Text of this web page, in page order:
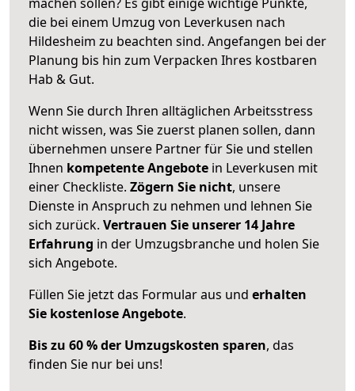
die bei einem Umzug von Leverkusen nach
Hildesheim zu beachten sind. Angefangen bei der
Planung bis hin zum Verpacken Ihres kostbaren
Hab & Gut.
Wenn Sie durch Ihren alltäglichen Arbeitsstress
nicht wissen, was Sie zuerst planen sollen, dann
übernehmen unsere Partner für Sie und stellen
Ihnen kompetente Angebote in Leverkusen mit
einer Checkliste. Zögern Sie nicht, unsere
Dienste in Anspruch zu nehmen und lehnen Sie
sich zurück. Vertrauen Sie unserer 14 Jahre
Erfahrung in der Umzugsbranche und holen Sie
sich Angebote.
Füllen Sie jetzt das Formular aus und erhalten
Sie kostenlose Angebote.
Bis zu 60 % der Umzugskosten sparen, das
finden Sie nur bei uns!